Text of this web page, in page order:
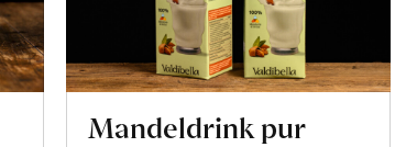
Mandeldrink pur